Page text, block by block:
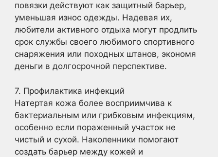
повязки действуют как защитный барьер,
уменьшая износ одежды. Надевая их,
любители активного отдыха могут продлить
срок службы своего любимого спортивного
снаряжения или походных штанов, экономя
деньги в долгосрочной перспективе.
7. Профилактика инфекций
Натертая кожа более восприимчива к
бактериальным или грибковым инфекциям,
особенно если пораженный участок не
чистый и сухой. Наколенники помогают
создать барьер между кожей и